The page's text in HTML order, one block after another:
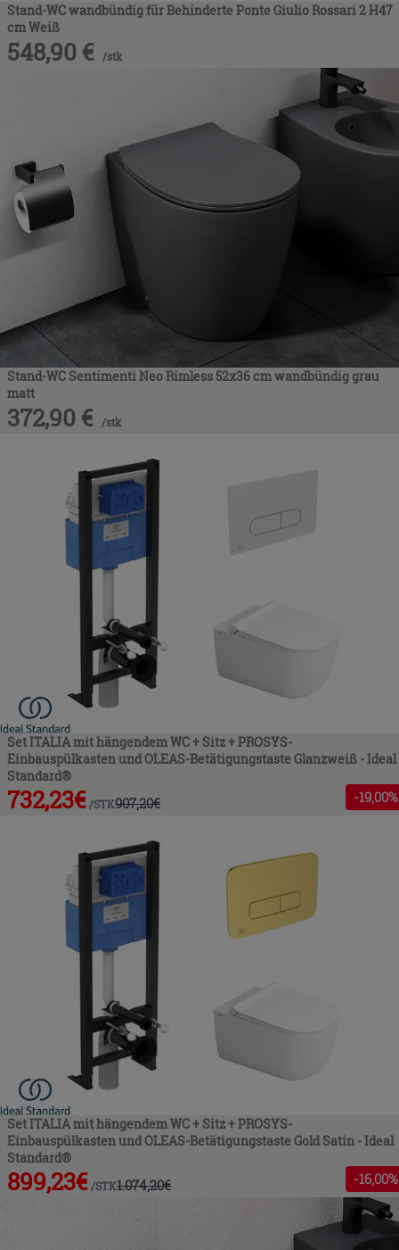
Stand-WC wandbündig für Behinderte Ponte Giulio Rossari 2 H47
cm Weiß
548,90 € /stk
Stand-WC Sentimenti Neo Rimless 52x36 cm wandbündig grau
matt
372,90 € /stk
Set ITALIA mit hängendem WC + Sitz + PROSYS-
Einbauspülkasten und OLEAS-Betätigungstaste Glanzweiß - Ideal
Standard®
732,23€ /STK907,20€ -19,00%
Set ITALIA mit hängendem WC + Sitz + PROSYS-
Einbauspülkasten und OLEAS-Betätigungstaste Gold Satin - Ideal
Standard®
899,23€ /STK1.074,20€ -16,00%